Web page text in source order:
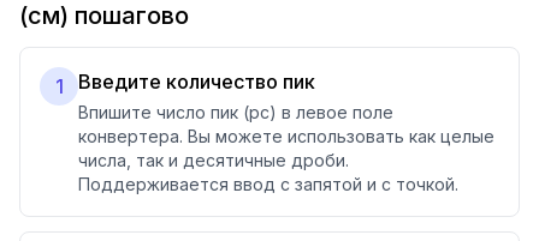
(см) пошагово
1 Введите количество пик
Впишите число пик (pc) в левое поле
конвертера. Вы можете использовать как целые
числа, так и десятичные дроби.
Поддерживается ввод с запятой и с точкой.